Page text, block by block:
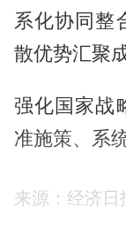
系化协同整
散优势汇聚
强化国家战
准施策、系
理顺主体定
来源：经济日